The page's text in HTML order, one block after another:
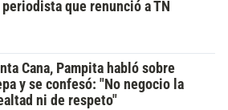
que renunció a TN
Cana, Pampita habló sobre
y se confesó: "No negocio la
ni de respeto"